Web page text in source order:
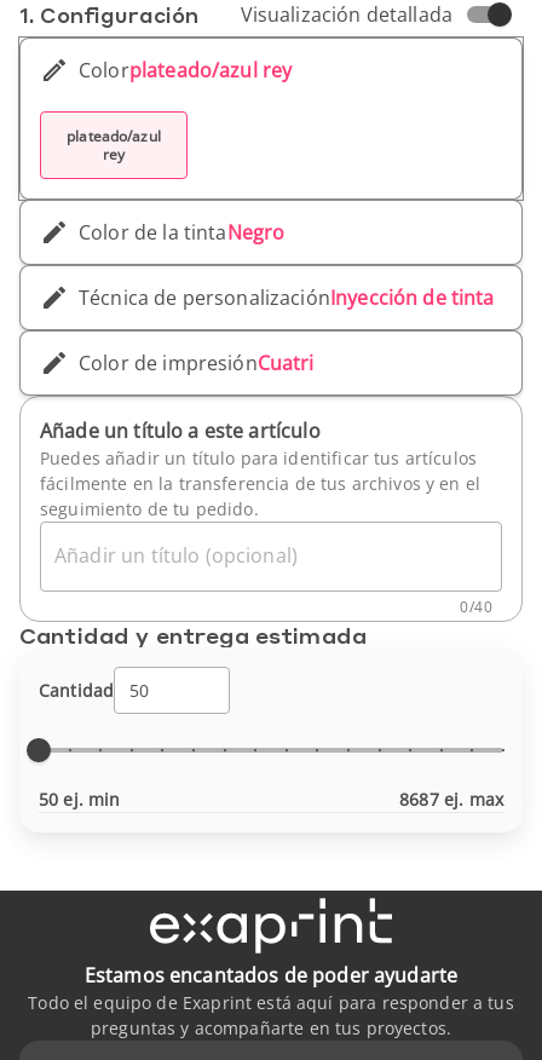
1. Conf­iguración Visualización detallada
Colorplateado/azul rey
plateado/azul
rey
Color de la tintaNegro
Técnica de personalizaciónInyección de tinta
Color de impresiónCuatri
Añade un título a este artículo
Puedes añadir un título para identificar tus artículos
fácilmente en la transferencia de tus archivos y en el
seguimiento de tu pedido.
Añadir un título (opcional)
0/40
Cantidad y entrega estimada
Cantidad
50 ej. min 8687 ej. max
Estamos encantados de poder ayudarte
Todo el equipo de Exaprint está aquí para responder a tus
preguntas y acompañarte en tus proyectos.